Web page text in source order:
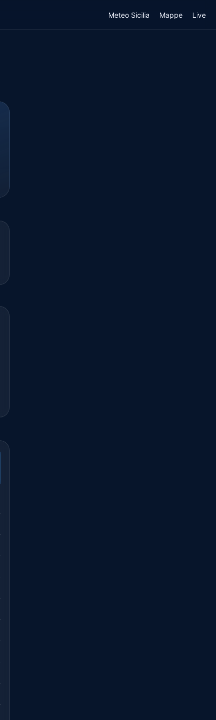
Meteo Sicilia Mappe Live